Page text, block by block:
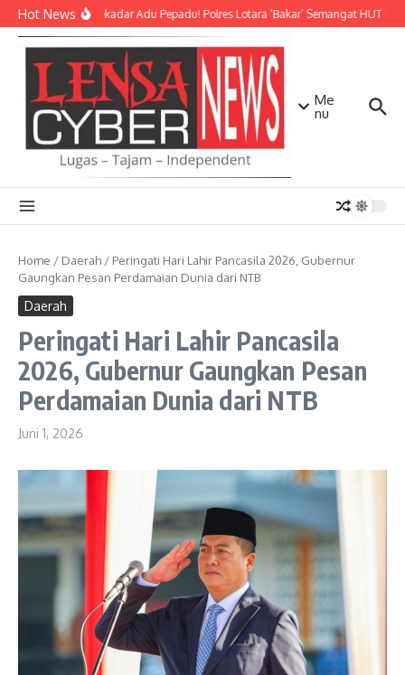
Lewati ke konten
Hot NewsBukan Sekadar Adu Pepadu! Polres Lotara ‘Bakar’ Semangat HUT
Me
nu
Home / Daerah / Peringati Hari Lahir Pancasila 2026, Gubernur
Gaungkan Pesan Perdamaian Dunia dari NTB
Daerah
Peringati Hari Lahir Pancasila
2026, Gubernur Gaungkan Pesan
Perdamaian Dunia dari NTB
Juni 1, 2026